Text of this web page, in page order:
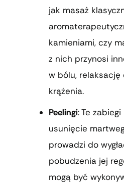
jak masaż
kamieniami, czy
z nich przynosi
w bólu, relaksację
krążenia.
Peelingi: Te
usunięcie
prowadzi do
pobudzenia jej
mogą być